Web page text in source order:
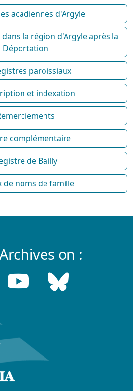
acadiennes d'Argyle
la région d'Argyle après la
Déportation
paroissiaux
et indexation
complémentaire
de Bailly
de noms de famille
on :